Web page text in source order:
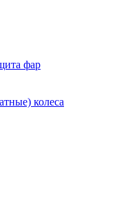
фар
колеса